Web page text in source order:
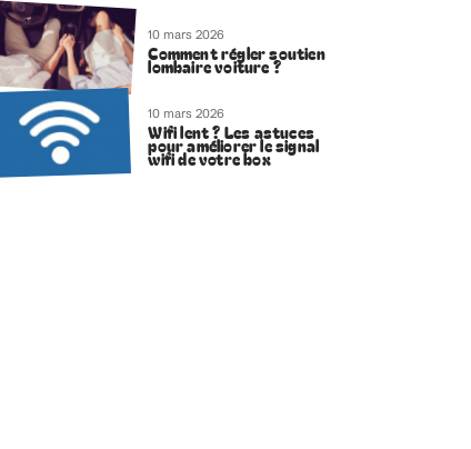
10 mars 2026
Comment régler soutien
lombaire voiture ?
10 mars 2026
Wifi lent ? Les astuces
pour améliorer le signal
wifi de votre box